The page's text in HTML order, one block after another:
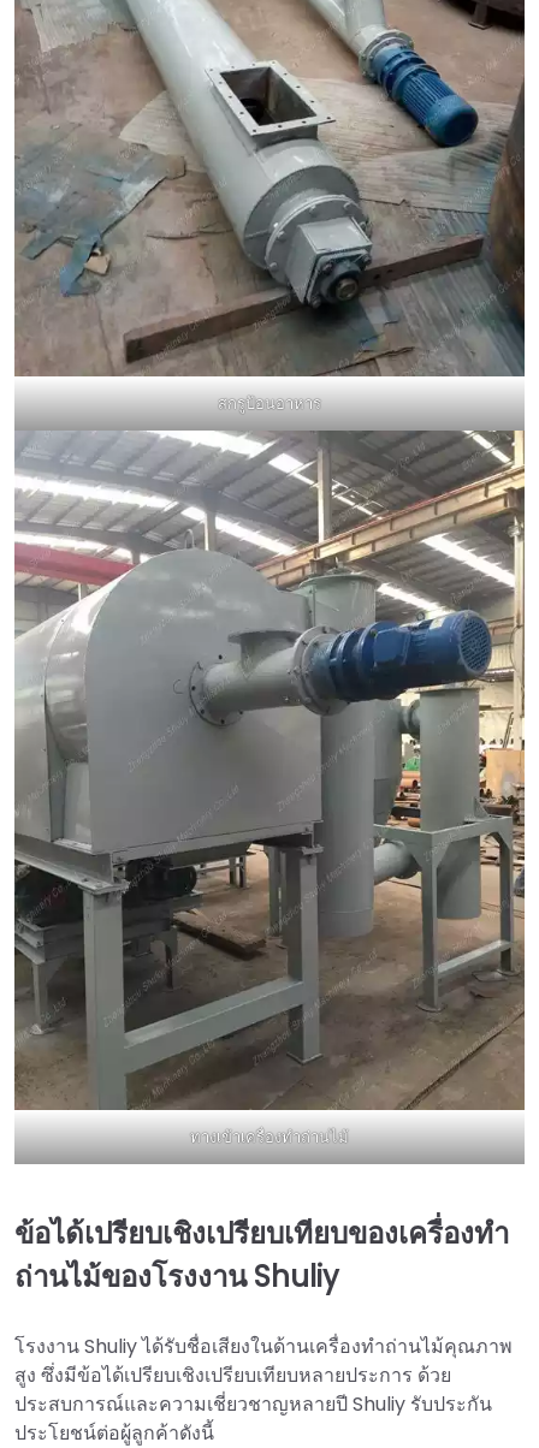
สกรูป้อนอาหาร
ทางเข้าเครื่องทำถ่านไม้
ข้อได้เปรียบเชิงเปรียบเทียบของเครื่องทำ
ถ่านไม้ของโรงงาน Shuliy
โรงงาน Shuliy ได้รับชื่อเสียงในด้านเครื่องทำถ่านไม้คุณภาพ
สูง ซึ่งมีข้อได้เปรียบเชิงเปรียบเทียบหลายประการ ด้วย
ประสบการณ์และความเชี่ยวชาญหลายปี Shuliy รับประกัน
ประโยชน์ต่อผู้ลูกค้าดังนี้